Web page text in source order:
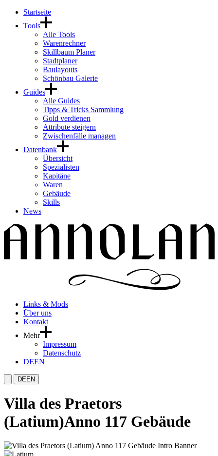
Startseite
Tools
Alle Tools
Warenrechner
Skillbaum Planer
Stadtplaner
Baulayouts
Schönbau Galerie
Guides
Alle Guides
Tipps & Tricks Sammlung
Gold verdienen
Attribute steigern
Zwischenfälle managen
Datenbank
Übersicht
Spezialisten
Kapitäne
Waren
Gebäude
Skills
News
Links & Mods
Über uns
Kontakt
Mehr
Impressum
Datenschutz
DEEN
DEEN
Villa des Praetors
(Latium)Anno 117 Gebäude